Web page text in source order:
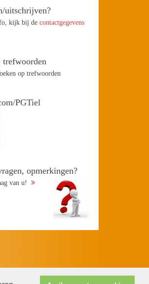
uitschrijven?
kijk bij decontactgegevens
trefwoorden
op trefwoorden
PGTiel
opmerkingen?
van u!